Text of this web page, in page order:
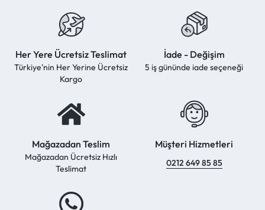
Her Yere Ücretsiz Teslimat
Türkiye'nin Her Yerine Ücretsiz
Kargo
İade - Değişim
5 iş gününde iade seçeneği
Mağazadan Teslim
Mağazadan Ücretsiz Hızlı
Teslimat
Müşteri Hizmetleri
0212 649 85 85